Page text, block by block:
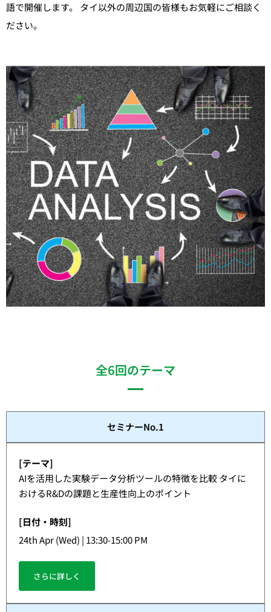
語で開催します。 タイ以外の周辺国の皆様もお気軽にご相談く
ださい。
全6回のテーマ
セミナーNo.1
[テーマ]
AIを活用した実験データ分析ツールの特徴を比較 タイに
おけるR&Dの課題と生産性向上のポイント
[日付・時刻]
24th Apr (Wed) | 13:30-15:00 PM
さらに詳しく